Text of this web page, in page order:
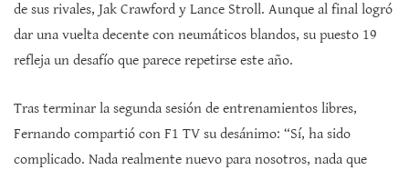
de sus rivales, Jak Crawford y Lance Stroll. Aunque al final logró
dar una vuelta decente con neumáticos blandos, su puesto 19
refleja un desafío que parece repetirse este año.
Tras terminar la segunda sesión de entrenamientos libres,
Fernando compartió con F1 TV su desánimo: “Sí, ha sido
complicado. Nada realmente nuevo para nosotros, nada que